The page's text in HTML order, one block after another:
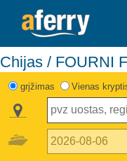
Chijas / FOURNI
grįžimas Vienas